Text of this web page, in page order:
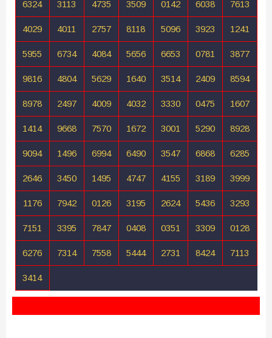
6324 3113 4735 3509 0142 6038 7613
4029 4011 2757 8118 5096 3923 1241
5955 6734 4084 5656 6653 0781 3877
9816 4804 5629 1640 3514 2409 8594
8978 2497 4009 4032 3330 0475 1607
1414 9668 7570 1672 3001 5290 8928
9094 1496 6994 6490 3547 6868 6285
2646 3450 1495 4747 4155 3189 3999
1176 7942 0126 3195 2624 5436 3293
7151 3395 7847 0408 0351 3309 0128
6276 7314 7558 5444 2731 8424 7113
3414